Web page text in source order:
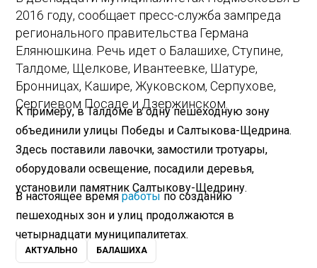
2016 году, сообщает пресс-служба зампреда
регионального правительства Германа
Елянюшкина. Речь идет о Балашихе, Ступине,
Талдоме, Щелкове, Ивантеевке, Шатуре,
Бронницах, Кашире, Жуковском, Серпухове,
Сергиевом Посаде и Дзержинском.
К примеру, в Талдоме в одну пешеходную зону
объединили улицы Победы и Салтыкова-Щедрина.
Здесь поставили лавочки, замостили тротуары,
оборудовали освещение, посадили деревья,
установили памятник Салтыкову-Щедрину.
В настоящее времяработыпо созданию
пешеходных зон и улиц продолжаются в
четырнадцати муниципалитетах.
АКТУАЛЬНО БАЛАШИХА